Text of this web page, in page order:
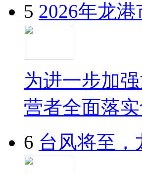
5 2026年龙
为进一步加
营者全面落
6 台风将至